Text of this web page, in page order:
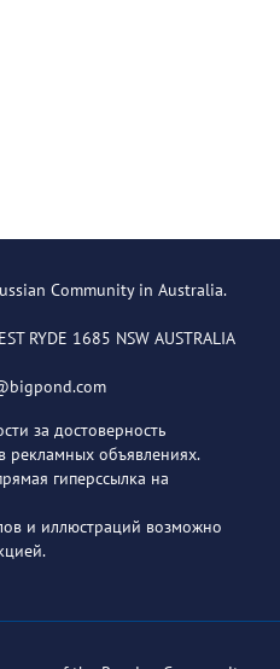
Community in Australia.
RYDE 1685 NSW AUSTRALIA
за достоверность
объявлениях.
гиперссылка на
и иллюстраций возможно